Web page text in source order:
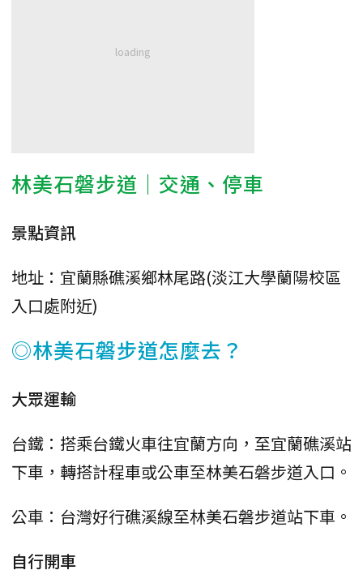
林美石磐步道｜交通、停車
景點資訊
地址：宜蘭縣礁溪鄉林尾路(淡江大學蘭陽校區
入口處附近)
◎林美石磐步道怎麼去？
大眾運輸
台鐵：搭乘台鐵火車往宜蘭方向，至宜蘭礁溪站
下車，轉搭計程車或公車至林美石磐步道入口。
公車：台灣好行礁溪線至林美石磐步道站下車。
自行開車